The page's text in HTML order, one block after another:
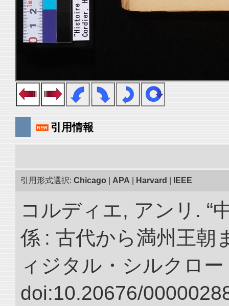
引用情報
引用形式選択: Chicago APA Harvard IEEE
コルディエ, アンリ. “
係 : 古代から満州王朝
ィジタル・シルクロ
doi:10.20676/